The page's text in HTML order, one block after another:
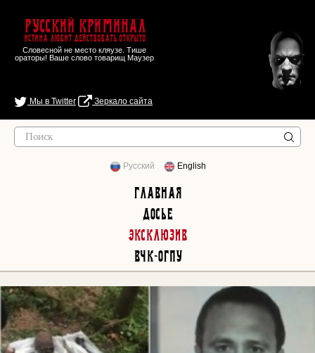
Русский Криминал
Истина любит действовать открыто
Словесной не место кляузе. Тише
ораторы! Ваше слово товарищ Маузер
Мы в Twitter Зеркало сайта
Русский English
Главная
Досье
Эксклюзив
ВЧК-ОГПУ